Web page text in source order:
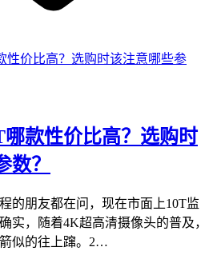
哪款性价比高？选购时
数？
的朋友都在问，现在市面上10T监
实，随着4K超高清摄像头的普及，
似的往上蹿。2…